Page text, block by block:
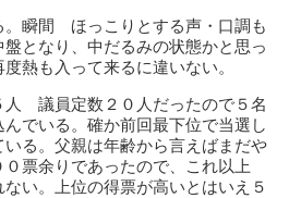
。瞬間 ほっこりとする声・口調も
となり、中だるみの状態かと思っ
熱も入って来るに違いない。
人 議員定数２０人だったので５名
でいる。確か前回最下位で当選し
る。父親は年齢から言えばまだや
票余りであったので、これ以上
い。上位の得票が高いとはいえ５